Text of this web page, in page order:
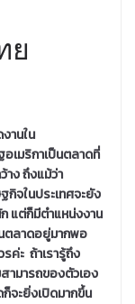
ย
านใน
เมริกาเป็นตลาดที่
าง ถึงแม้ว่า
กิจในประเทศจะยัง
แต่ก็มีตำแหน่งงาน
ตลาดอยู่มากพอ
ค่ะ ถ้าเรารู้ถึง
ามารถของตัวเอง
จะยิ่งเปิดมากขึ้น